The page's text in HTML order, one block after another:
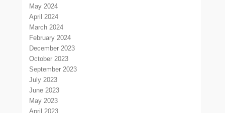
May 2024
April 2024
March 2024
February 2024
December 2023
October 2023
September 2023
July 2023
June 2023
May 2023
April 2023